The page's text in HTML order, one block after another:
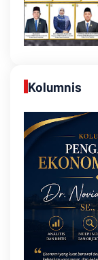
Kolumnis